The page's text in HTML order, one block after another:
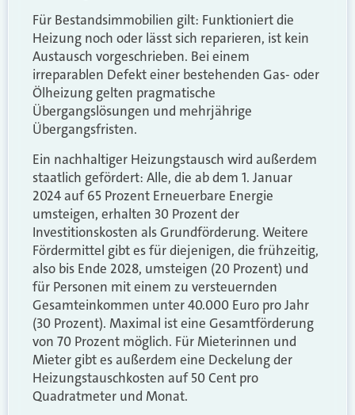
Für Bestandsimmobilien gilt: Funktioniert die
Heizung noch oder lässt sich reparieren, ist kein
Austausch vorgeschrieben. Bei einem
irreparablen Defekt einer bestehenden Gas- oder
Ölheizung gelten pragmatische
Übergangslösungen und mehrjährige
Übergangsfristen.
Ein nachhaltiger Heizungstausch wird außerdem
staatlich gefördert: Alle, die ab dem 1. Januar
2024 auf 65 Prozent Erneuerbare Energie
umsteigen, erhalten 30 Prozent der
Investitionskosten als Grundförderung. Weitere
Fördermittel gibt es für diejenigen, die frühzeitig,
also bis Ende 2028, umsteigen (20 Prozent) und
für Personen mit einem zu versteuernden
Gesamteinkommen unter 40.000 Euro pro Jahr
(30 Prozent). Maximal ist eine Gesamtförderung
von 70 Prozent möglich. Für Mieterinnen und
Mieter gibt es außerdem eine Deckelung der
Heizungstauschkosten auf 50 Cent pro
Quadratmeter und Monat.